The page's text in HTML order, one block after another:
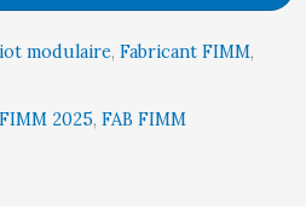
modulaire, Fabricant FIMM,
2025, FAB FIMM